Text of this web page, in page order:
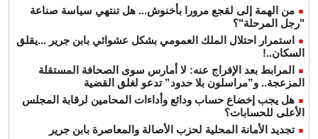
من الهمة إلى لقجع مرورا بأخنوش... هل تنتهي سياسة صناعة
"رجل المرحلة"؟
استمرار احتلال الملك العمومي بشكل عشوائي بابن جرير ...يقلق
السكان..!
المرابط بعد الإفراج عنه: لا أمارس سوى الصحافة المستقلة
المزعجة.. و”مراسلون بلا حدود” تدعو لغلق القضية
هل يجب إخضاع حساب ودائع وأداءات المحامين لرقابة المجلس
الأعلى للحسابات؟
تجديد الأمانة المحلية لحزب الأصالة والمعاصرة بابن جرير